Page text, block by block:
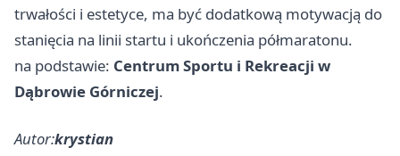
trwałości i estetyce, ma być dodatkową motywacją do
stanięcia na linii startu i ukończenia półmaratonu.
na podstawie: Centrum Sportu i Rekreacji w
Dąbrowie Górniczej.
Autor:krystian